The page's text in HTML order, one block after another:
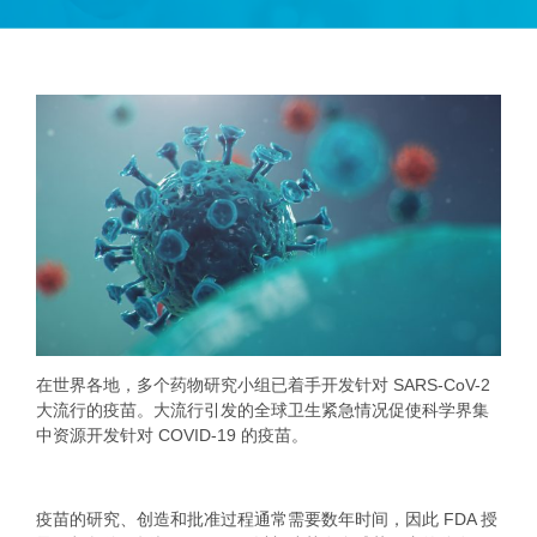
在世界各地，多个药物研究小组已着手开发针对 SARS-CoV-2
大流行的疫苗。大流行引发的全球卫生紧急情况促使科学界集
中资源开发针对 COVID-19 的疫苗。
疫苗的研究、创造和批准过程通常需要数年时间，因此 FDA 授